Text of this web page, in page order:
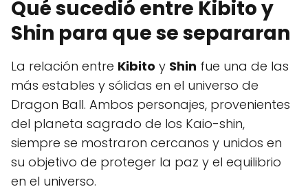
Qué sucedió entre Kibito y
Shin para que se separaran
La relación entre Kibito y Shin fue una de las
más estables y sólidas en el universo de
Dragon Ball. Ambos personajes, provenientes
del planeta sagrado de los Kaio-shin,
siempre se mostraron cercanos y unidos en
su objetivo de proteger la paz y el equilibrio
en el universo.